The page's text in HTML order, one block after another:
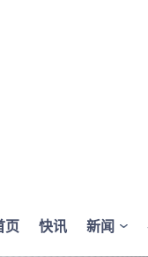
页 快讯 新闻